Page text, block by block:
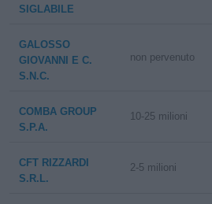
SIGLABILE
GALOSSO
GIOVANNI E C.
S.N.C.
non pervenuto
COMBA GROUP
S.P.A.
10-25 milioni
CFT RIZZARDI
S.R.L.
2-5 milioni